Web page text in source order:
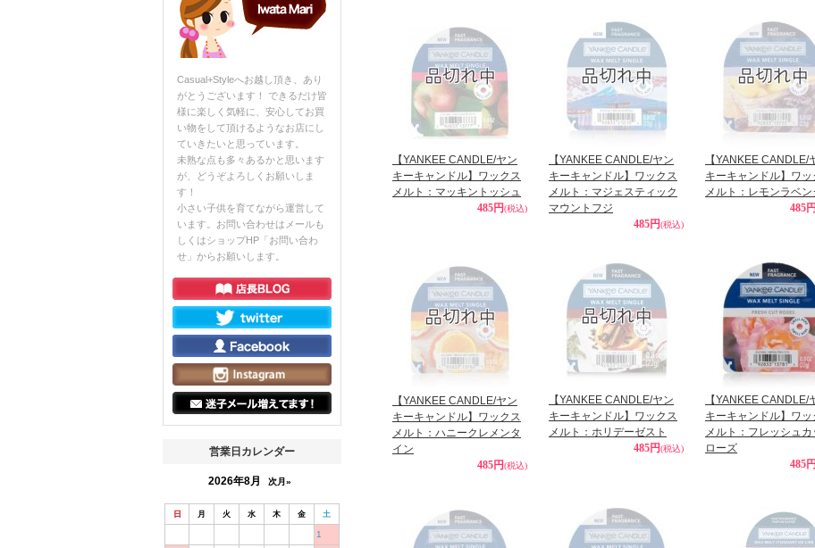
Casual+Styleへお越し頂き、あり
がとうございます！ できるだけ皆
様に楽しく気軽に、安心してお買
い物をして頂けるようなお店にし
ていきたいと思っています。
未熟な点も多々あるかと思います
が、どうぞよろしくお願いしま
す！
小さい子供を育てながら運営して
います。お問い合わせはメールも
しくはショップHP「お問い合わ
せ」からお願いします。
営業日カレンダー
2026年8月 次月»
日 月 火 水 木 金 土
1
【YANKEE CANDLE/ヤン
キーキャンドル】ワックス
メルト：マッキントッシュ
485円(税込)
【YANKEE CANDLE/ヤン
キーキャンドル】ワックス
メルト：マジェスティック
マウントフジ
485円(税込)
【YANKEE CANDLE/
キーキャンドル】ワッ
メルト：レモンラベン
485円
【YANKEE CANDLE/ヤン
キーキャンドル】ワックス
メルト：ハニークレメンタ
イン
485円(税込)
【YANKEE CANDLE/ヤン
キーキャンドル】ワックス
メルト：ホリデーゼスト
485円(税込)
【YANKEE CANDLE/
キーキャンドル】ワッ
メルト：フレッシュカ
ローズ
485円